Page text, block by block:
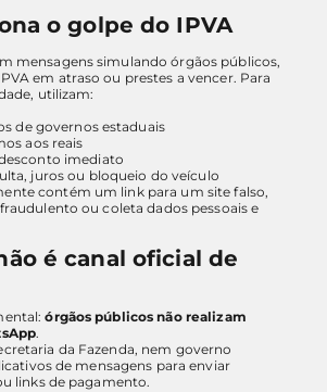
o golpe do IPVA
mensagens simulando órgãos públicos,
em atraso ou prestes a vencer. Para
utilizam:
de governos estaduais
aos reais
imediato
juros ou bloqueio do veículo
contém um link para um site falso,
ou coleta dados pessoais e
é canal oficial de
órgãos públicos não realizam
.
da Fazenda, nem governo
de mensagens para enviar
links de pagamento.